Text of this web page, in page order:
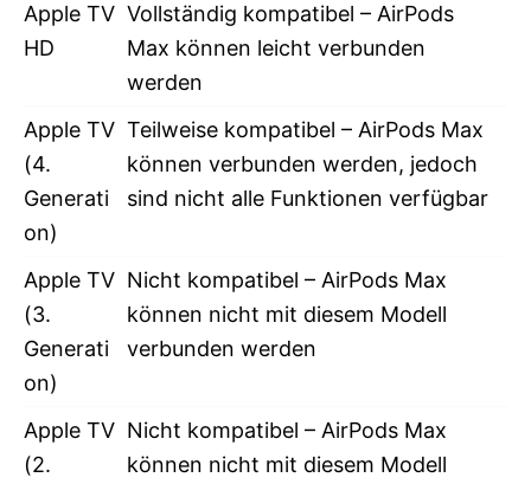
Apple TV
HD
Vollständig kompatibel – AirPods
Max können leicht verbunden
werden
Apple TV
(4.
Generati
on)
Teilweise kompatibel – AirPods Max
können verbunden werden, jedoch
sind nicht alle Funktionen verfügbar
Apple TV
(3.
Generati
on)
Nicht kompatibel – AirPods Max
können nicht mit diesem Modell
verbunden werden
Apple TV
(2.
Nicht kompatibel – AirPods Max
können nicht mit diesem Modell